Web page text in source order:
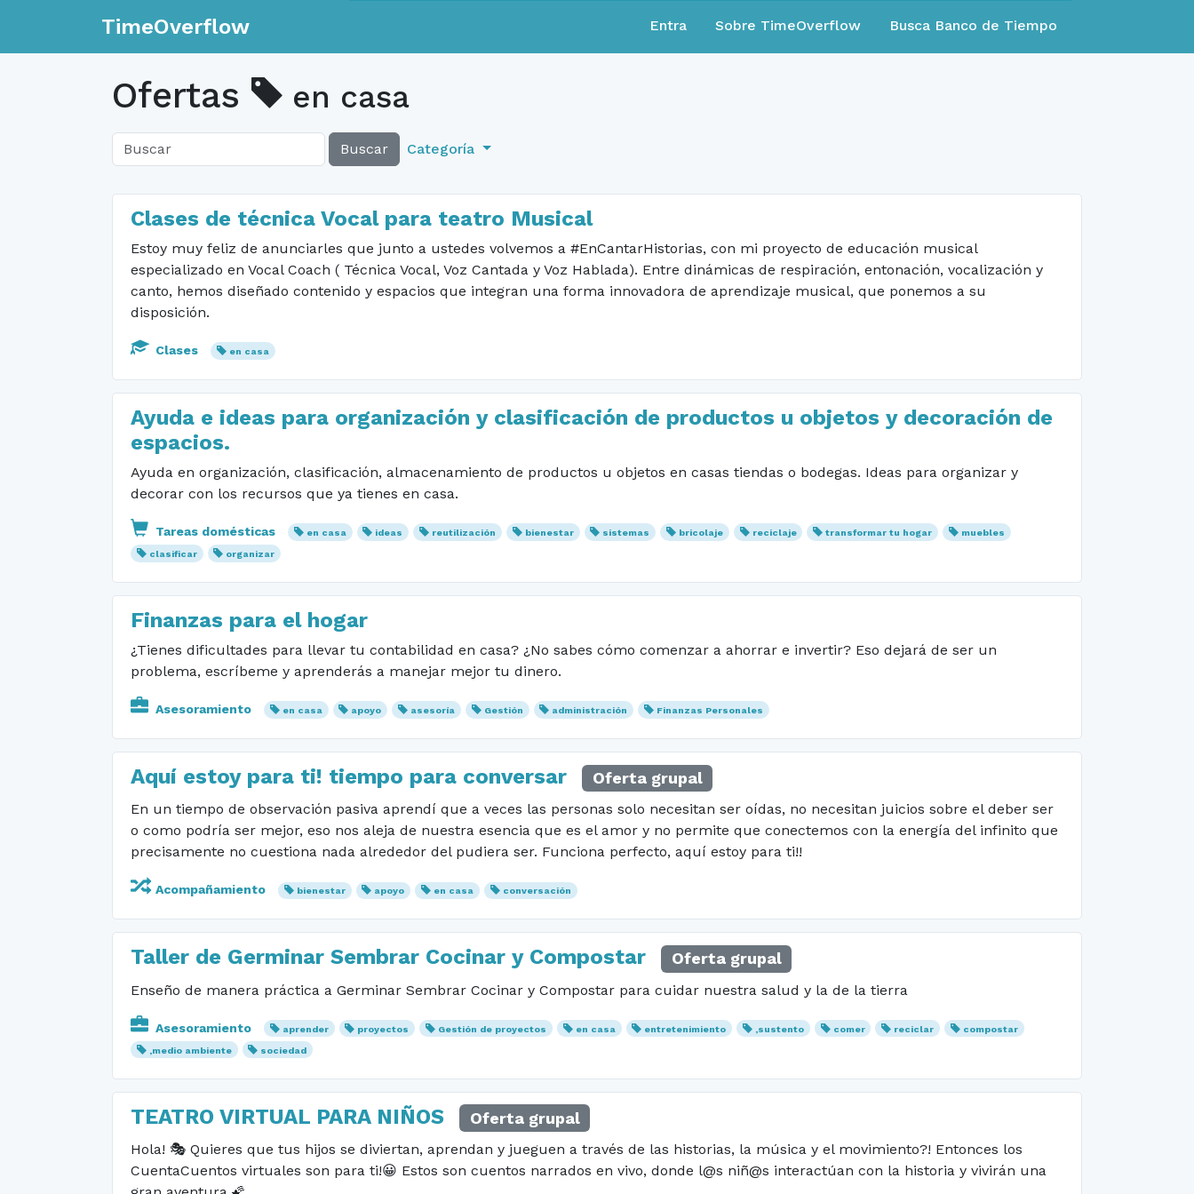
TimeOverflow Entra Sobre TimeOverflow Busca Banco de Tiempo
Ofertas en casa
Buscar Categoría
Clases de técnica Vocal para teatro Musical
Estoy muy feliz de anunciarles que junto a ustedes volvemos a #EnCantarHistorias, con mi proyecto de educación musical
especializado en Vocal Coach ( Técnica Vocal, Voz Cantada y Voz Hablada). Entre dinámicas de respiración, entonación, vocalización y
canto, hemos diseñado contenido y espacios que integran una forma innovadora de aprendizaje musical, que ponemos a su
disposición.
Clases en casa
Ayuda e ideas para organización y clasificación de productos u objetos y decoración de
espacios.
Ayuda en organización, clasificación, almacenamiento de productos u objetos en casas tiendas o bodegas. Ideas para organizar y
decorar con los recursos que ya tienes en casa.
Tareas domésticas en casa ideas reutilización bienestar sistemas bricolaje reciclaje transformar tu hogar
muebles
clasificar
organizar
Finanzas para el hogar
¿Tienes dificultades para llevar tu contabilidad en casa? ¿No sabes cómo comenzar a ahorrar e invertir? Eso dejará de ser un
problema, escríbeme y aprenderás a manejar mejor tu dinero.
Asesoramiento en casa apoyo asesoría Gestión administración Finanzas Personales
Aquí estoy para ti! tiempo para conversar Oferta grupal
En un tiempo de observación pasiva aprendí que a veces las personas solo necesitan ser oídas, no necesitan juicios sobre el deber ser
o como podría ser mejor, eso nos aleja de nuestra esencia que es el amor y no permite que conectemos con la energía del infinito que
precisamente no cuestiona nada alrededor del pudiera ser. Funciona perfecto, aquí estoy para ti!!
Acompañamiento bienestar apoyo en casa conversación
Taller de Germinar Sembrar Cocinar y Compostar Oferta grupal
Enseño de manera práctica a Germinar Sembrar Cocinar y Compostar para cuidar nuestra salud y la de la tierra
Asesoramiento aprender proyectos Gestión de proyectos en casa entretenimiento ,sustento comer reciclar
compostar
,medio ambiente
sociedad
TEATRO VIRTUAL PARA NIÑOS Oferta grupal
Hola! 🎭 Quieres que tus hijos se diviertan, aprendan y jueguen a través de las historias, la música y el movimiento?! Entonces los
CuentaCuentos virtuales son para ti!😀 Estos son cuentos narrados en vivo, donde l@s niñ@s interactúan con la historia y vivirán una